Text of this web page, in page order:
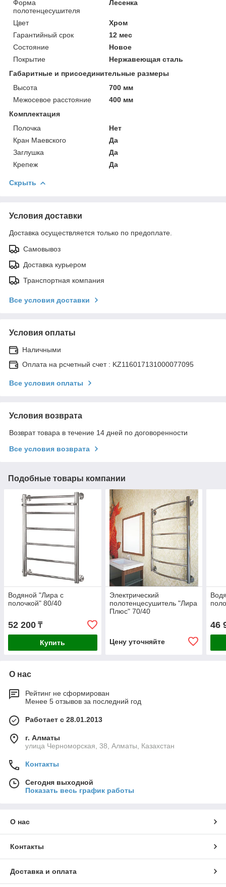
Форма
полотенцесушителя
Лесенка
Цвет
Хром
Гарантийный срок
12 мес
Состояние
Новое
Покрытие
Нержавеющая сталь
Габаритные и присоединительные размеры
Высота
700 мм
Межосевое расстояние
400 мм
Комплектация
Полочка
Нет
Кран Маевского
Да
Заглушка
Да
Крепеж
Да
Скрыть
Условия доставки
Доставка осуществляется только по предоплате.
Самовывоз
Доставка курьером
Транспортная компания
Все условия доставки
Условия оплаты
Наличными
Оплата на рсчетный счет : KZ116017131000077095
Все условия оплаты
Условия возврата
Возврат товара в течение 14 дней по договоренности
Все условия возврата
Подобные товары компании
Водяной "Лира с
полочкой" 80/40
52 200 ₸
Купить
Электрический
полотенцесушитель "Лира
Плюс" 70/40
Цену уточняйте
46
О нас
Рейтинг не сформирован
Менее 5 отзывов за последний год
Работает с 28.01.2013
г. Алматы
улица Черноморская, 38, Алматы, Казахстан
Контакты
Сегодня выходной
Показать весь график работы
О нас
Контакты
Доставка и оплата